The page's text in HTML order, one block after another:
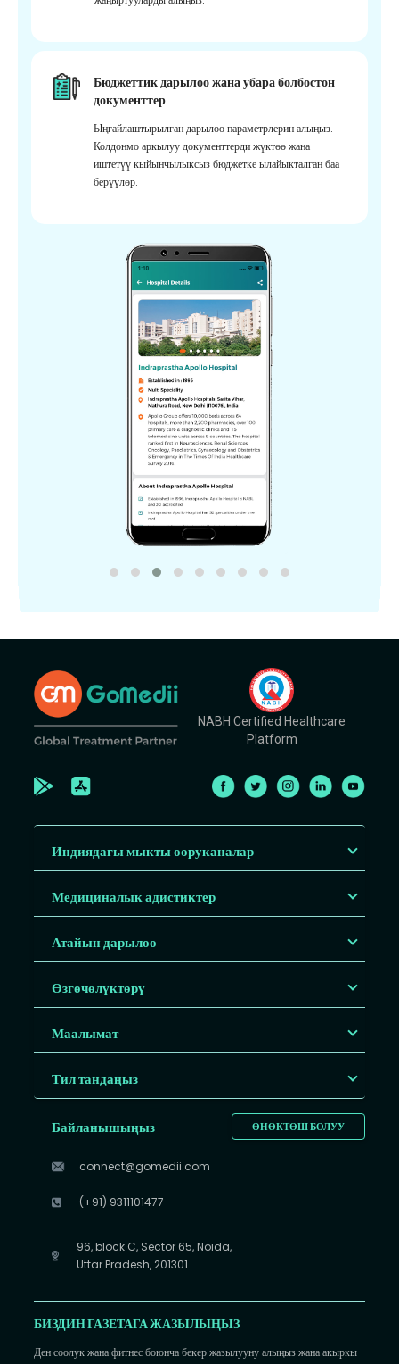
Бюджеттик дарылоо жана убара болбостон
документтер
Ыңгайлаштырылган дарылоо параметрлерин алыңыз.
Колдонмо аркылуу документтерди жүктөө жана
иштетүү кыйынчылыксыз бюджетке ылайыкталган баа
берүүлөр.
NABH Certified Healthcare
Platform
Индиядагы мыкты ооруканалар
Медициналык адистиктер
Атайын дарылоо
Өзгөчөлүктөрү
Маалымат
Тил тандаңыз
ӨНӨКТӨШ БОЛУУ
Байланышыңыз
connect@gomedii.com
(+91) 9311101477
96, block C, Sector 65, Noida,
Uttar Pradesh, 201301
БИЗДИН ГАЗЕТАГА ЖАЗЫЛЫҢЫЗ
Ден соолук жана фитнес боюнча бекер жазылууну алыңыз жана акыркы